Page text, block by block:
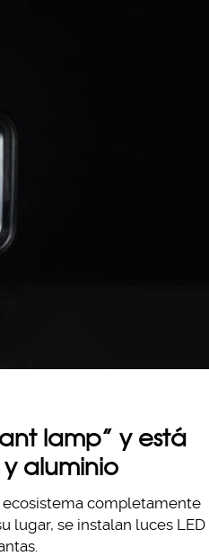
lamp” y está
aluminio
completamente
lugar, se instalan luces LED